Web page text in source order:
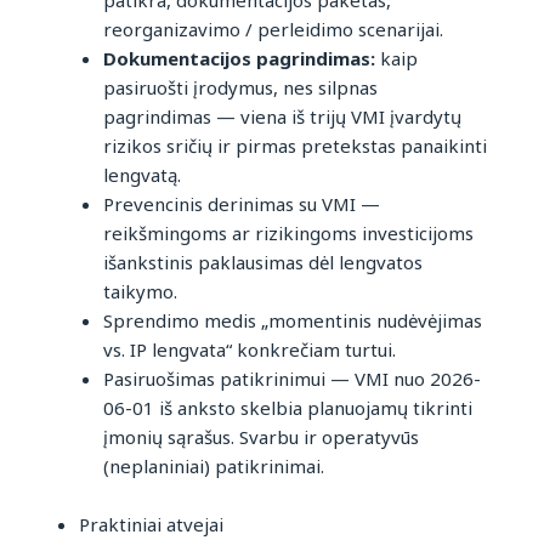
reorganizavimo / perleidimo scenarijai.
Dokumentacijos pagrindimas: kaip
pasiruošti įrodymus, nes silpnas
pagrindimas — viena iš trijų VMI įvardytų
rizikos sričių ir pirmas pretekstas panaikinti
lengvatą.
Prevencinis derinimas su VMI —
reikšmingoms ar rizikingoms investicijoms
išankstinis paklausimas dėl lengvatos
taikymo.
Sprendimo medis „momentinis nudėvėjimas
vs. IP lengvata“ konkrečiam turtui.
Pasiruošimas patikrinimui — VMI nuo 2026-
06-01 iš anksto skelbia planuojamų tikrinti
įmonių sąrašus. Svarbu ir operatyvūs
(neplaniniai) patikrinimai.
Praktiniai atvejai